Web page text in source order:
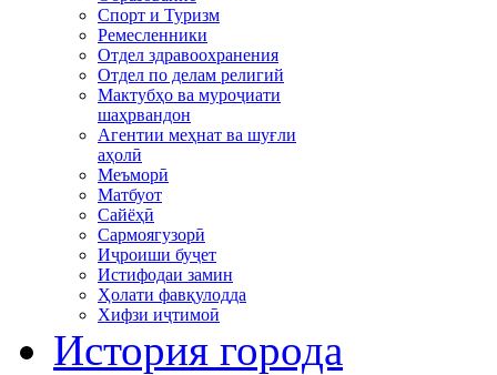
Спорт и Туризм
Ремесленники
Отдел здравоохранения
Отдел по делам религий
Мактубҳо ва муроҷиати
шаҳрвандон
Агентии меҳнат ва шуғли
аҳолӣ
Меъморӣ
Матбуот
Сайёҳӣ
Сармоягузорӣ
Иҷроиши буҷет
Истифодаи замин
Ҳолати фавқулодда
Хифзи иҷтимоӣ
История города